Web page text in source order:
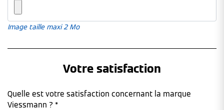
Image taille maxi 2 Mo
Votre satisfaction
Quelle est votre satisfaction concernant la marque
Viessmann ? *